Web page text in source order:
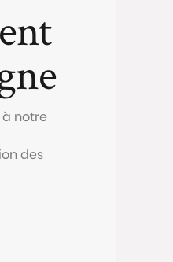
notre
des